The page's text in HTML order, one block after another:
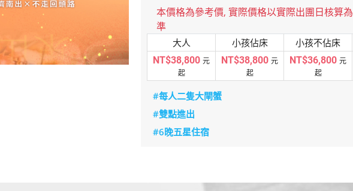
本價格為參考價, 實際價格以實際出團日核算為
準
大人 小孩佔床 小孩不佔床
NT$38,800 元
起
NT$38,800 元
起
NT$36,800 元
起
#每人二隻大閘蟹
#雙點進出
#6晚五星住宿